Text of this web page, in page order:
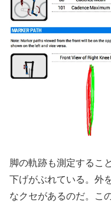
脚の軌跡も測定するこ
下げがぶれている。外
なクセがあるのだ。こ